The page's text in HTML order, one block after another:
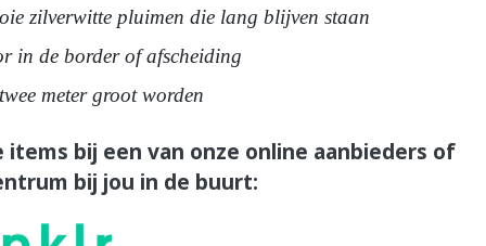
zilverwitte pluimen die lang blijven staan
in de border of afscheiding
meter groot worden
items bij een van onze online aanbieders of
bij jou in de buurt: